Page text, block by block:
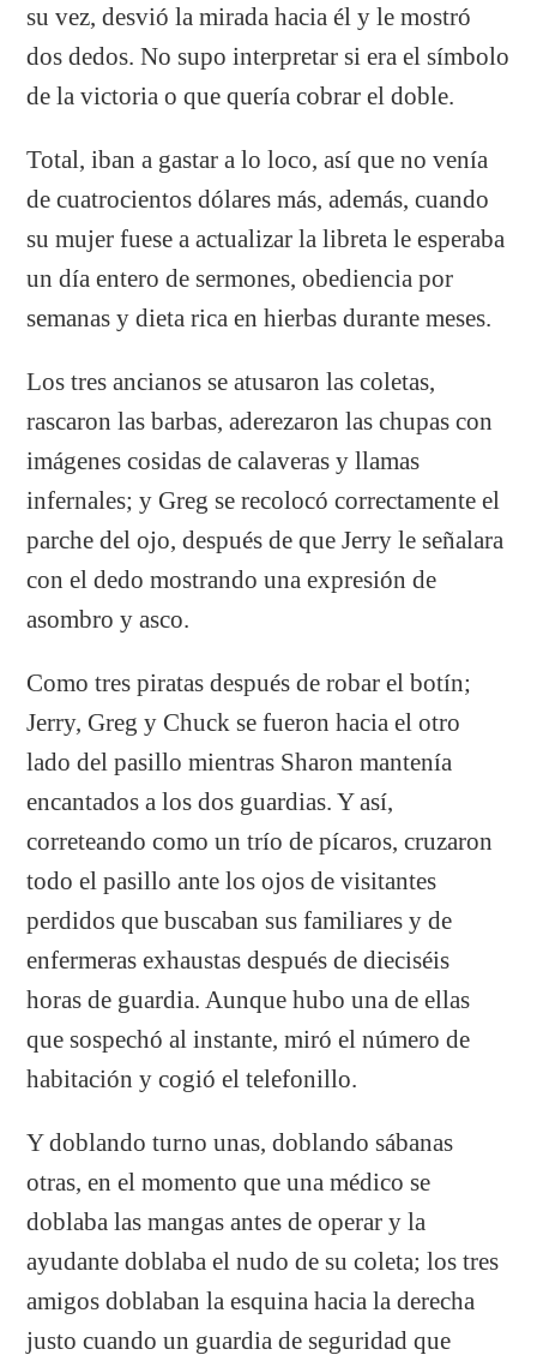
su vez, desvió la mirada hacia él y le mostró
dos dedos. No supo interpretar si era el símbolo
de la victoria o que quería cobrar el doble.
Total, iban a gastar a lo loco, así que no venía
de cuatrocientos dólares más, además, cuando
su mujer fuese a actualizar la libreta le esperaba
un día entero de sermones, obediencia por
semanas y dieta rica en hierbas durante meses.
Los tres ancianos se atusaron las coletas,
rascaron las barbas, aderezaron las chupas con
imágenes cosidas de calaveras y llamas
infernales; y Greg se recolocó correctamente el
parche del ojo, después de que Jerry le señalara
con el dedo mostrando una expresión de
asombro y asco.
Como tres piratas después de robar el botín;
Jerry, Greg y Chuck se fueron hacia el otro
lado del pasillo mientras Sharon mantenía
encantados a los dos guardias. Y así,
correteando como un trío de pícaros, cruzaron
todo el pasillo ante los ojos de visitantes
perdidos que buscaban sus familiares y de
enfermeras exhaustas después de dieciséis
horas de guardia. Aunque hubo una de ellas
que sospechó al instante, miró el número de
habitación y cogió el telefonillo.
Y doblando turno unas, doblando sábanas
otras, en el momento que una médico se
doblaba las mangas antes de operar y la
ayudante doblaba el nudo de su coleta; los tres
amigos doblaban la esquina hacia la derecha
justo cuando un guardia de seguridad que